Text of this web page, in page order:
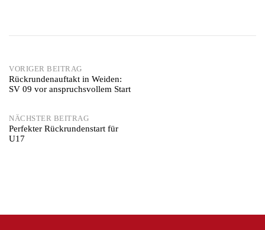
Post
navigation
VORIGER BEITRAG
Rückrundenauftakt in Weiden:
SV 09 vor anspruchsvollem Start
NÄCHSTER BEITRAG
Perfekter Rückrundenstart für
U17